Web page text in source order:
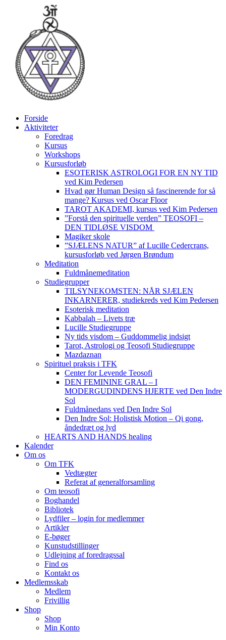
Forside
Aktiviteter
Foredrag
Kursus
Workshops
Kursusforløb
ESOTERISK ASTROLOGI FOR EN NY TID
ved Kim Pedersen
Hvad gør Human Design så fascinerende for så
mange? Kursus ved Oscar Floor
TAROT AKADEMI, kursus ved Kim Pedersen
”Forstå den spirituelle verden” TEOSOFI –
DEN TIDLØSE VISDOM
Magiker skole
”SJÆLENS NATUR” af Lucille Cedercrans,
kursusforløb ved Jørgen Brøndum
Meditation
Fuldmånemeditation
Studiegrupper
TILSYNEKOMSTEN: NÅR SJÆLEN
INKARNERER, studiekreds ved Kim Pedersen
Esoterisk meditation
Kabbalah – Livets træ
Lucille Studiegruppe
Ny tids visdom – Guddommelig indsigt
Tarot, Astrologi og Teosofi Studiegruppe
Mazdaznan
Spirituel praksis i TFK
Center for Levende Teosofi
DEN FEMININE GRAL – I
MODERGUDINDENS HJERTE ved Den Indre
Sol
Fuldmånedans ved Den Indre Sol
Den Indre Sol: Holistisk Motion – Qi gong,
åndedræt og lyd
HEARTS AND HANDS healing
Kalender
Om os
Om TFK
Vedtægter
Referat af generalforsamling
Om teosofi
Boghandel
Bibliotek
Lydfiler – login for medlemmer
Artikler
E-bøger
Kunstudstillinger
Udlejning af foredragssal
Find os
Kontakt os
Medlemsskab
Medlem
Frivillig
Shop
Shop
Min Konto